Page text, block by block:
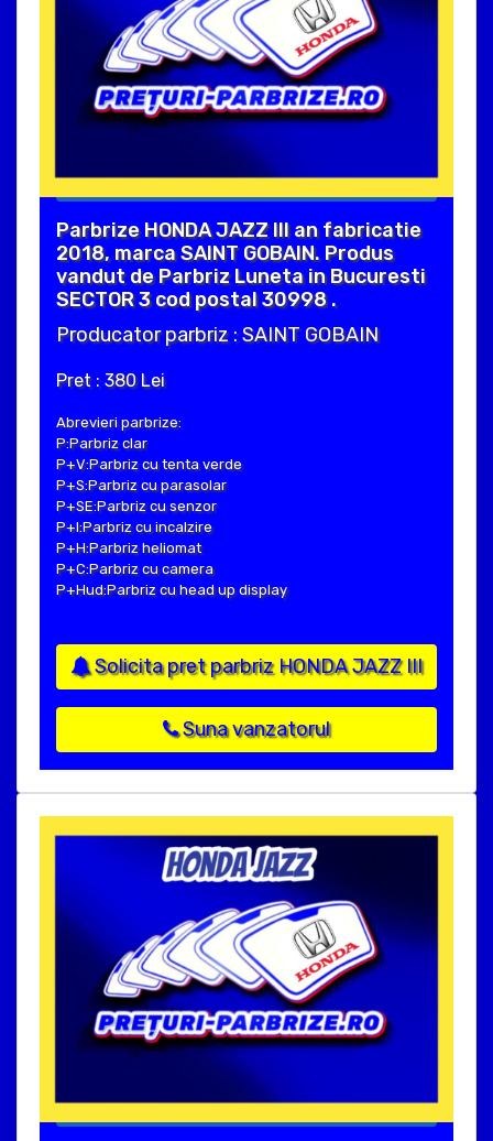
Parbrize HONDA JAZZ III an fabricatie
2018, marca SAINT GOBAIN. Produs
vandut de Parbriz Luneta in Bucuresti
SECTOR 3 cod postal 30998 .
Producator parbriz : SAINT GOBAIN
Pret : 380 Lei
Abrevieri parbrize:
P:Parbriz clar
P+V:Parbriz cu tenta verde
P+S:Parbriz cu parasolar
P+SE:Parbriz cu senzor
P+I:Parbriz cu incalzire
P+H:Parbriz heliomat
P+C:Parbriz cu camera
P+Hud:Parbriz cu head up display
Solicita pret parbriz HONDA JAZZ III
Suna vanzatorul